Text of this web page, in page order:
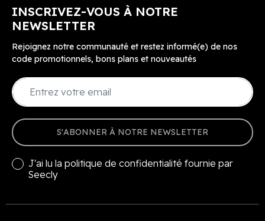
INSCRIVEZ-VOUS À NOTRE
NEWSLETTER
Rejoignez notre communauté et restez informé(e) de nos
code promotionnels, bons plans et nouveautés
S'ABONNER À NOTRE NEWSLETTER
J'ai lu la politique de confidentialité fournie par
Seecly